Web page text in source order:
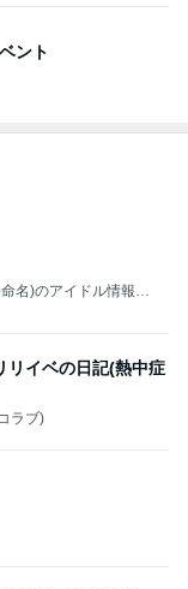
ント
名)のアイドル情報ブ
リイベの日記(熱中症
ラブ)